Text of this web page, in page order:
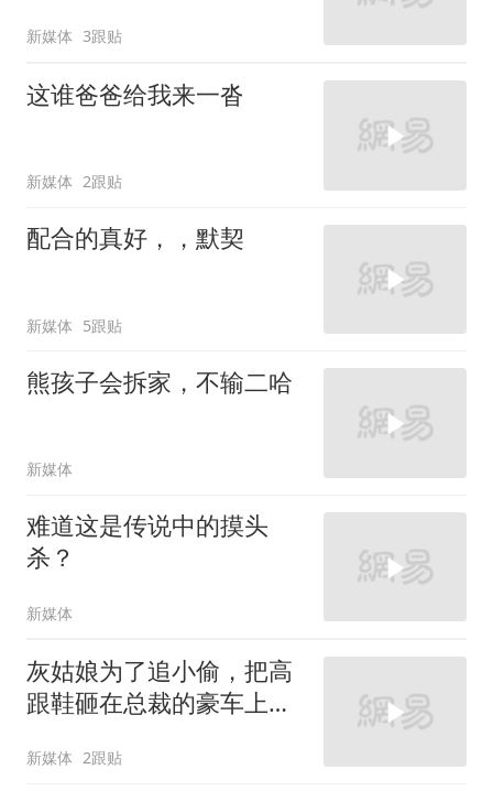
新媒体 3跟贴
这谁爸爸给我来一沓
新媒体 2跟贴
配合的真好，，默契
新媒体 5跟贴
熊孩子会拆家，不输二哈
新媒体
难道这是传说中的摸头
杀？
新媒体
灰姑娘为了追小偷，把高
跟鞋砸在总裁的豪车上，
新媒体 2跟贴